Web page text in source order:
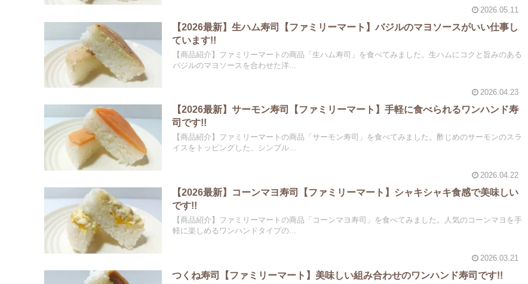
2026.05.11
【2026最新】生ハム寿司【ファミリーマート】バジルのマヨソースがいい仕事し
ています!!
【商品紹介】ファミリーマートの商品「生ハム寿司」を食べてみました。生ハムにコクと旨みのある
バジルのマヨソースを合わせた洋...
2026.04.23
【2026最新】サーモン寿司【ファミリーマート】手軽に食べられるワンハンド寿
司です!!
【商品紹介】ファミリーマートの商品「サーモン寿司」を食べてみました。酢じめのサーモンのスラ
イスをトッピングした、シンプル...
2026.04.22
【2026最新】コーンマヨ寿司【ファミリーマート】シャキシャキ食感で美味しい
です!!
【商品紹介】ファミリーマートの商品「コーンマヨ寿司」を食べてみました。人気のコーンマヨを手
軽に楽しめるワンハンドタイプの...
2026.03.21
つくね寿司【ファミリーマート】美味しい組み合わせのワンハンド寿司です!!